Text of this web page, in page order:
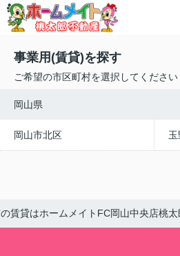
事業用(賃貸)を探す
ご希望の市区町村を選択してください
岡山県
岡山市北区
賃貸はホームメイトFC岡山中央店桃